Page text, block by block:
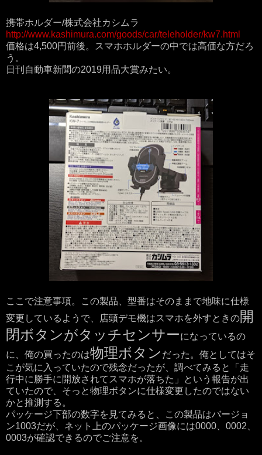
携帯ホルダー/株式会社カシムラ
http://www.kashimura.com/goods/car/teleholder/kw7.html
価格は4,500円前後。スマホホルダーの中では高価な方だろ
う。
日刊自動車新聞の2019用品大賞みたい。
ここで注意事項。この製品、型番はそのままで地味に仕様
変更しているようで、店頭デモ機はスマホを外すときの開
閉ボタンがタッチセンサーになっているの
に、俺の買ったのは物理ボタン だった。俺としてはそ
こが気に入っていたので残念だったが、調べてみると「走
行中に勝手に開放されてスマホが落ちた」という報告が出
ていたので、そっと物理ボタンに仕様変更したのではない
かと推測する。
パッケージ下部の数字を見てみると、この製品はバージョ
ン1003だが、ネット上のパッケージ画像には0000、0002、
0003が確認できるのでご注意を。